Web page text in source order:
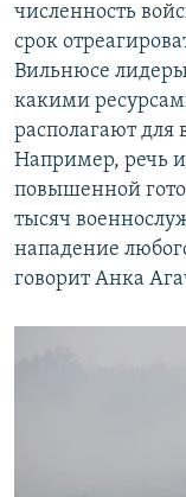
численность
срок
Вильнюсе
какими
располагают для
Например, речь
повышенной
тысяч
нападение
говорит Анка